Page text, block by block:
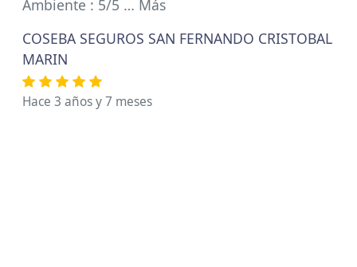
Ambiente : 5/5 … Más
COSEBA SEGUROS SAN FERNANDO CRISTOBAL
MARIN
Hace 3 años y 7 meses